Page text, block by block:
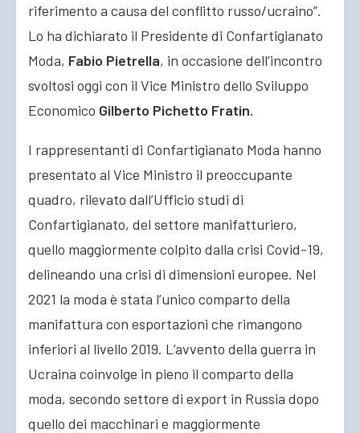
riferimento a causa del conflitto russo/ucraino”.
Lo ha dichiarato il Presidente di Confartigianato
Moda, Fabio Pietrella, in occasione dell’incontro
svoltosi oggi con il Vice Ministro dello Sviluppo
Economico Gilberto Pichetto Fratin.
I rappresentanti di Confartigianato Moda hanno
presentato al Vice Ministro il preoccupante
quadro, rilevato dall’Ufficio studi di
Confartigianato, del settore manifatturiero,
quello maggiormente colpito dalla crisi Covid-19,
delineando una crisi di dimensioni europee. Nel
2021 la moda è stata l’unico comparto della
manifattura con esportazioni che rimangono
inferiori al livello 2019. L’avvento della guerra in
Ucraina coinvolge in pieno il comparto della
moda, secondo settore di export in Russia dopo
quello dei macchinari e maggiormente